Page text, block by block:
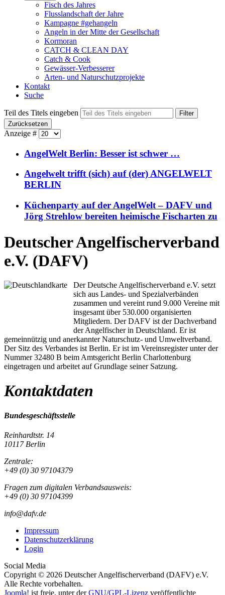
Fisch des Jahres
Flusslandschaft der Jahre
Kampagne #gehangeln
Angeln in der Mitte der Gesellschaft
Kormoran
CATCH & CLEAN DAY
Catch & Cook
Gewässer-Verbesserer
Arten- und Naturschutzprojekte
Kontakt
Suche
Teil des Titels eingeben
Filter
Zurücksetzen
Anzeige #
AngelWelt Berlin: Besser ist schwer …
Angelwelt trifft (sich) auf (der) ANGELWELT
BERLIN
Küchenparty auf der AngelWelt – DAFV und
Jörg Strehlow bereiten heimische Fischarten zu
Deutscher Angelfischerverband
e.V. (DAFV)
Der Deutsche Angelfischerverband e.V. setzt
sich aus Landes- und Spezialverbänden
zusammen und vereint rund 9.000 Vereine mit
insgesamt über 530.000 organisierten
Mitgliedern. Der DAFV ist der Dachverband
der Angelfischer in Deutschland. Er ist
gemeinnützig und anerkannter Naturschutz- und Umweltverband.
Der Sitz des Verbandes ist Berlin. Er ist im Vereinsregister unter der
Nummer 32480 B beim Amtsgericht Berlin Charlottenburg
eingetragen und arbeitet auf Grundlage seiner Satzung.
Kontaktdaten
Bundesgeschäftsstelle
Reinhardtstr. 14
10117 Berlin
Zentrale:
+49 (0) 30 97104379
Fragen zum digitalen Verbandsausweis:
+49 (0) 30 97104399
info@dafv.de
Impressum
Datenschutzerklärung
Login
Social Media
Copyright © 2026 Deutscher Angelfischerverband (DAFV) e.V.
Alle Rechte vorbehalten.
Joomla! ist freie, unter derGNU/GPL-Lizenz veröffentlichte